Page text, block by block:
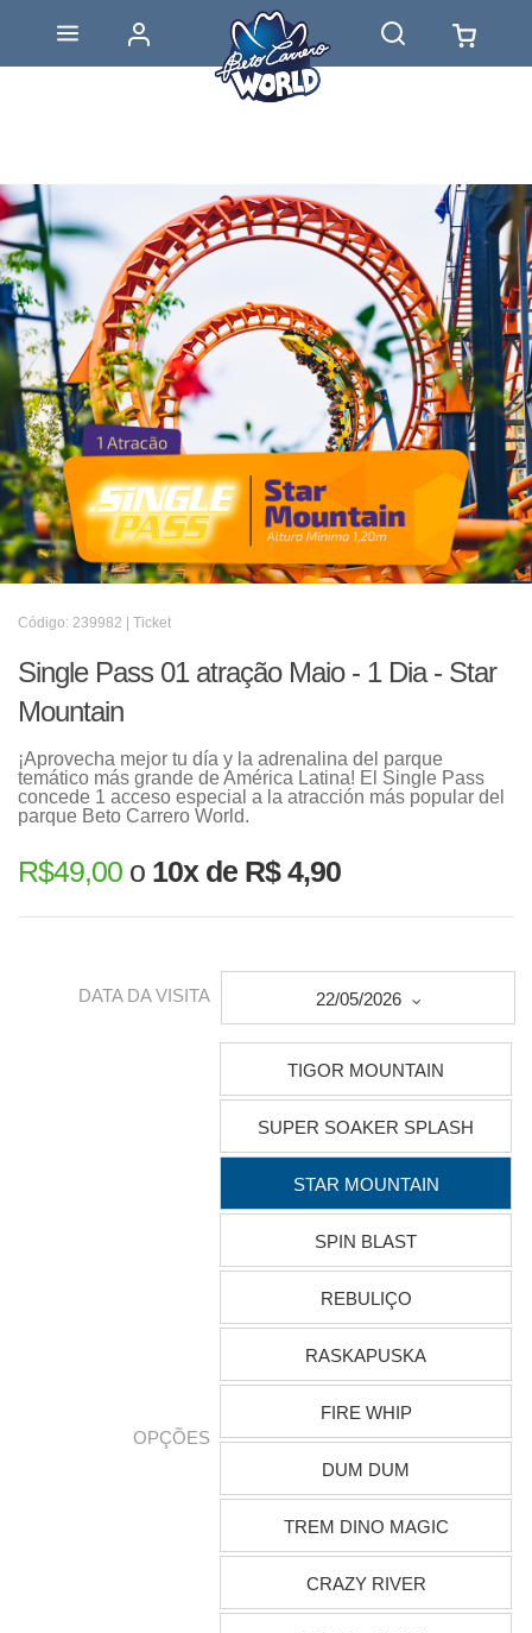
Código: 239982 | Ticket
Single Pass 01 atração Maio - 1 Dia - Star
Mountain
¡Aprovecha mejor tu día y la adrenalina del parque
temático más grande de América Latina! El Single Pass
concede 1 acceso especial a la atracción más popular del
parque Beto Carrero World.
R$49,00 o 10x de R$ 4,90
DATA DA VISITA 22/05/2026
OPÇÕES
TIGOR MOUNTAIN
SUPER SOAKER SPLASH
STAR MOUNTAIN
SPIN BLAST
REBULIÇO
RASKAPUSKA
FIRE WHIP
DUM DUM
TREM DINO MAGIC
CRAZY RIVER